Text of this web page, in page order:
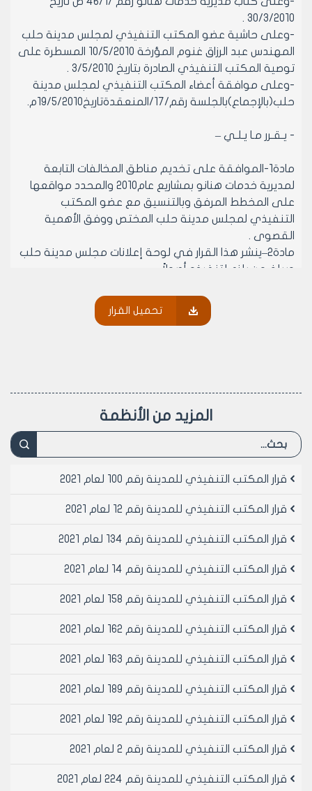
30/3/2010 .
-وعلى حاشية عضو المكتب التنفيذي لمجلس مدينة حلب
المهندس عبد الرزاق غنوم المؤرخة 10/5/2010 المسطرة على
توصية المكتب التنفيذي الصادرة بتاريخ 3/5/2010 .
-وعلى موافقة أعضاء المكتب التنفيذي لمجلس مدينة
حلب(بالإجماع)بالجلسة رقم/17/المنعقدةتاريخ19/5/2010م.
- يـقـرر مـا يـلـي –
مادة1-الموافقة على تخديم مناطق المخالفات التابعة
لمديرية خدمات هنانو بمشاريع عام2010 والمحدد مواقعها
على المخطط المرفق وبالتنسيق مع عضو المكتب
التنفيذي لمجلس مدينة حلب المختص ووفق الأهمية
القصوى .
مادة2–ينشر هذا القرار في لوحة إعلانات مجلس مدينة حلب
ويبلغ من يلزم لتنفيذه أصولاً.
رئيس المكتب التنفيذي لمجلس مدينة
حلب
تحميل القرار
المزيد من الأنظمة
قرار المكتب التنفيذي للمدينة رقم 100 لعام 2021
قرار المكتب التنفيذي للمدينة رقم 12 لعام 2021
قرار المكتب التنفيذي للمدينة رقم 134 لعام 2021
قرار المكتب التنفيذي للمدينة رقم 14 لعام 2021
قرار المكتب التنفيذي للمدينة رقم 158 لعام 2021
قرار المكتب التنفيذي للمدينة رقم 162 لعام 2021
قرار المكتب التنفيذي للمدينة رقم 163 لعام 2021
قرار المكتب التنفيذي للمدينة رقم 189 لعام 2021
قرار المكتب التنفيذي للمدينة رقم 192 لعام 2021
قرار المكتب التنفيذي للمدينة رقم 2 لعام 2021
قرار المكتب التنفيذي للمدينة رقم 224 لعام 2021